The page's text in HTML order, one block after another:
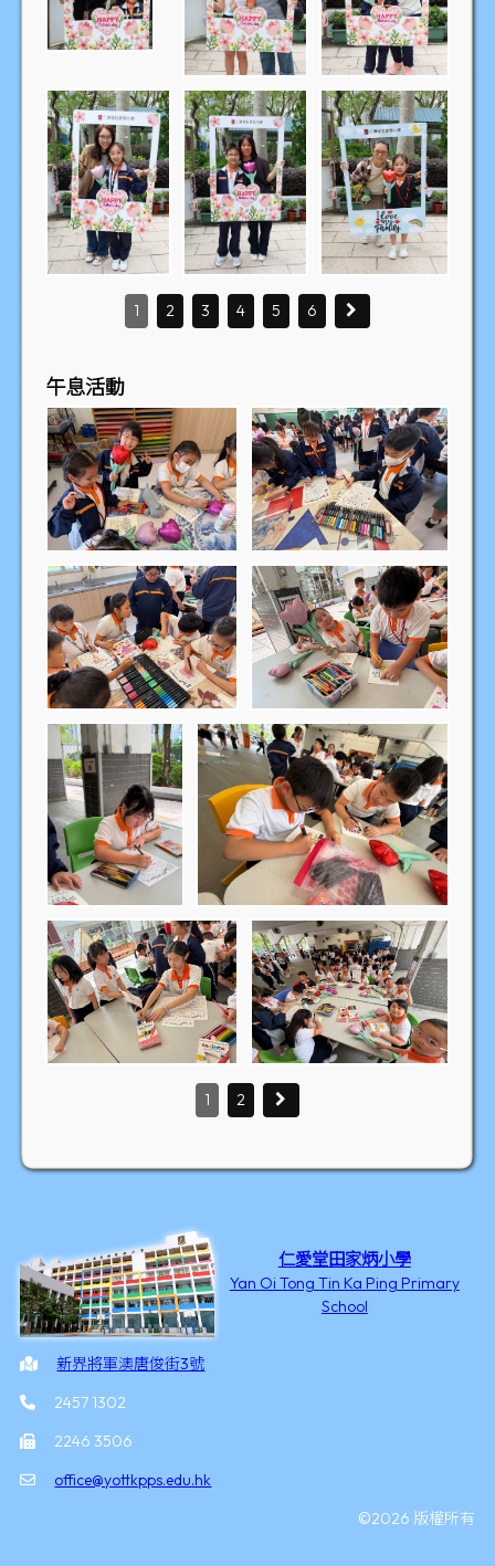
1 2 3 4 5 6
午息活動
1 2
仁愛堂田家炳小學
Yan Oi Tong Tin Ka Ping Primary
School
新界將軍澳唐俊街3號
2457 1302
2246 3506
office@yottkpps.edu.hk
©2026 版權所有